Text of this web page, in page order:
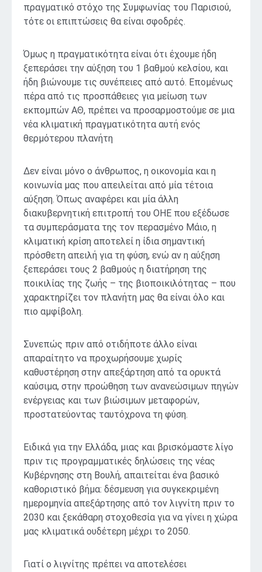
πραγματικό στόχο της Συμφωνίας του Παρισιού,
τότε οι επιπτώσεις θα είναι σφοδρές.
Όμως η πραγματικότητα είναι ότι έχουμε ήδη
ξεπεράσει την αύξηση του 1 βαθμού κελσίου, και
ήδη βιώνουμε τις συνέπειες από αυτό. Επομένως
πέρα από τις προσπάθειες για μείωση των
εκπομπών ΑΘ, πρέπει να προσαρμοστούμε σε μια
νέα κλιματική πραγματικότητα αυτή ενός
θερμότερου πλανήτη
Δεν είναι μόνο ο άνθρωπος, η οικονομία και η
κοινωνία μας που απειλείται από μία τέτοια
αύξηση. Όπως αναφέρει και μία άλλη
διακυβερνητική επιτροπή του ΟΗΕ που εξέδωσε
τα συμπεράσματα της τον περασμένο Μάιο, η
κλιματική κρίση αποτελεί η ίδια σημαντική
πρόσθετη απειλή για τη φύση, ενώ αν η αύξηση
ξεπεράσει τους 2 βαθμούς η διατήρηση της
ποικιλίας της ζωής – της βιοποικιλότητας – που
χαρακτηρίζει τον πλανήτη μας θα είναι όλο και
πιο αμφίβολη.
Συνεπώς πριν από οτιδήποτε άλλο είναι
απαραίτητο να προχωρήσουμε χωρίς
καθυστέρηση στην απεξάρτηση από τα ορυκτά
καύσιμα, στην προώθηση των ανανεώσιμων πηγών
ενέργειας και των βιώσιμων μεταφορών,
προστατεύοντας ταυτόχρονα τη φύση.
Ειδικά για την Ελλάδα, μιας και βρισκόμαστε λίγο
πριν τις προγραμματικές δηλώσεις της νέας
Κυβέρνησης στη Βουλή, απαιτείται ένα βασικό
καθοριστικό βήμα: δέσμευση για συγκεκριμένη
ημερομηνία απεξάρτησης από τον λιγνίτη πριν το
2030 και ξεκάθαρη στοχοθεσία για να γίνει η χώρα
μας κλιματικά ουδέτερη μέχρι το 2050.
Γιατί ο λιγνίτης πρέπει να αποτελέσει